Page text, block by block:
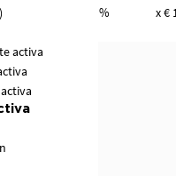
% x €
activa